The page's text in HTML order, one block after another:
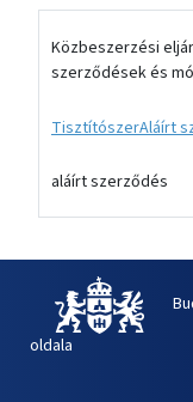
Közbeszerzési
szerződések és
TisztítószerAláírt
aláírt szerződés
oldala